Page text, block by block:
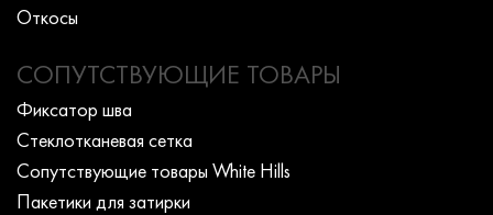
Откосы
СОПУТСТВУЮЩИЕ ТОВАРЫ
Фиксатор шва
Стеклотканевая сетка
Сопутствующие товары White Hills
Пакетики для затирки